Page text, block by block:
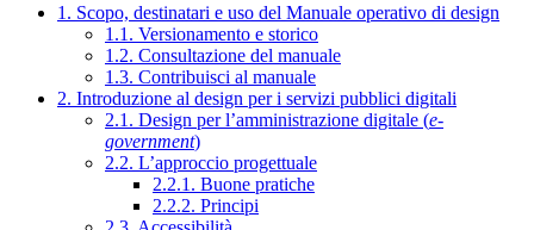
1. Scopo, destinatari e uso del Manuale operativo di design
1.1. Versionamento e storico
1.2. Consultazione del manuale
1.3. Contribuisci al manuale
2. Introduzione al design per i servizi pubblici digitali
2.1. Design per l’amministrazione digitale (e-
government)
2.2. L’approccio progettuale
2.2.1. Buone pratiche
2.2.2. Principi